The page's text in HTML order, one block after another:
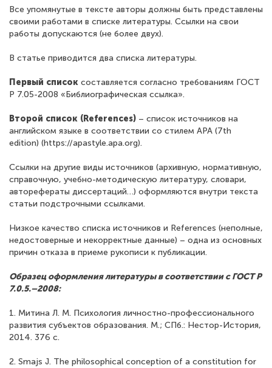
Все упомянутые в тексте авторы должны быть представлены
своими работами в списке литературы. Ссылки на свои
работы допускаются (не более двух).
В статье приводится два списка литературы.
Первый список составляется согласно требованиям ГОСТ
Р 7.05-2008 «Библиографическая ссылка».
Второй список (References) – список источников на
английском языке в соответствии со стилем APA (7th
edition) (https://apastyle.apa.org).
Ссылки на другие виды источников (архивную, нормативную,
справочную, учебно-методическую литературу, словари,
авторефераты диссертаций…) оформляются внутри текста
статьи подстрочными ссылками.
Низкое качество списка источников и References (неполные,
недостоверные и некорректные данные) – одна из основных
причин отказа в приеме рукописи к публикации.
Образец оформления литературы в соответствии с ГОСТ Р
7.0.5.–2008:
1. Митина Л. М. Психология личностно-профессионального
развития субъектов образования. М.; СПб.: Нестор-История,
2014. 376 с.
2. Smajs J. The philosophical conception of a constitution for